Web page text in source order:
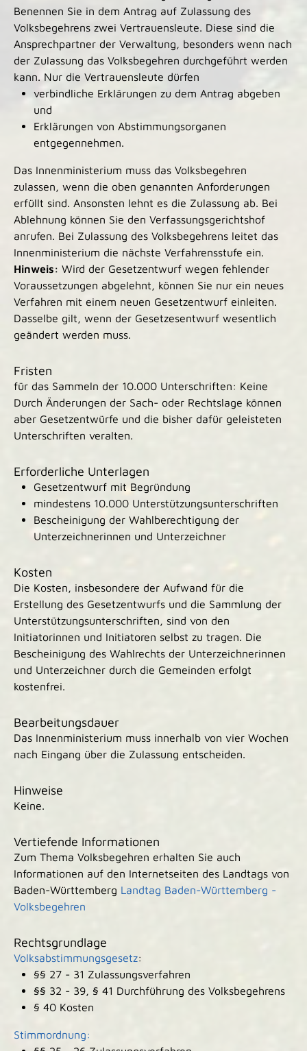
Benennen Sie in dem Antrag auf Zulassung des
Volksbegehrens zwei Vertrauensleute. Diese sind die
Ansprechpartner der Verwaltung, besonders wenn nach
der Zulassung das Volksbegehren durchgeführt werden
kann. Nur die Vertrauensleute dürfen
verbindliche Erklärungen zu dem Antrag abgeben
und
Erklärungen von Abstimmungsorganen
entgegennehmen.
Das Innenministerium muss das Volksbegehren
zulassen, wenn die oben genannten Anforderungen
erfüllt sind. Ansonsten lehnt es die Zulassung ab. Bei
Ablehnung können Sie den Verfassungsgerichtshof
anrufen. Bei Zulassung des Volksbegehrens leitet das
Innenministerium die nächste Verfahrensstufe ein.
Hinweis: Wird der Gesetzentwurf wegen fehlender
Voraussetzungen abgelehnt, können Sie nur ein neues
Verfahren mit einem neuen Gesetzentwurf einleiten.
Dasselbe gilt, wenn der Gesetzesentwurf wesentlich
geändert werden muss.
Fristen
für das Sammeln der 10.000 Unterschriften: Keine
Durch Änderungen der Sach- oder Rechtslage können
aber Gesetzentwürfe und die bisher dafür geleisteten
Unterschriften veralten.
Erforderliche Unterlagen
Gesetzentwurf mit Begründung
mindestens 10.000 Unterstützungsunterschriften
Bescheinigung der Wahlberechtigung der
Unterzeichnerinnen und Unterzeichner
Kosten
Die Kosten, insbesondere der Aufwand für die
Erstellung des Gesetzentwurfs und die Sammlung der
Unterstützungsunterschriften, sind von den
Initiatorinnen und Initiatoren selbst zu tragen. Die
Bescheinigung des Wahlrechts der Unterzeichnerinnen
und Unterzeichner durch die Gemeinden erfolgt
kostenfrei.
Bearbeitungsdauer
Das Innenministerium muss innerhalb von vier Wochen
nach Eingang über die Zulassung entscheiden.
Hinweise
Keine.
Vertiefende Informationen
Zum Thema Volksbegehren erhalten Sie auch
Informationen auf den Internetseiten des Landtags von
Baden-Württemberg Landtag Baden-Württemberg -
Volksbegehren
Rechtsgrundlage
Volksabstimmungsgesetz:
§§ 27 - 31 Zulassungsverfahren
§§ 32 - 39, § 41 Durchführung des Volksbegehrens
§ 40 Kosten
Stimmordnung: